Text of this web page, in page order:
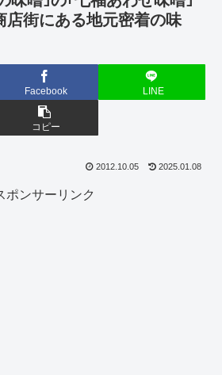
店街にある地元密着の味
Facebook LINE
コピー
2012.10.05 2025.01.08
ポンサーリンク